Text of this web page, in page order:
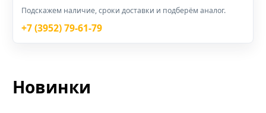
Подскажем наличие, сроки доставки и подберём аналог.
+7 (3952) 79-61-79
Новинки